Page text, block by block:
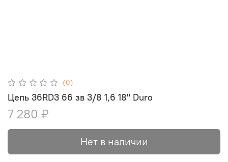
(0)
Цепь 36RD3 66 зв 3/8 1,6 18" Duro
7 280 ₽
Нет в наличии